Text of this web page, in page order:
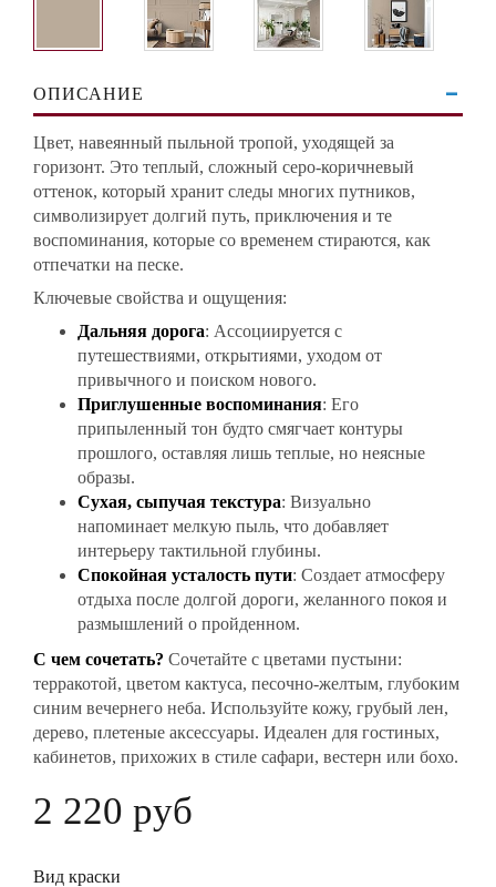
ОПИСАНИЕ
Цвет, навеянный пыльной тропой, уходящей за
горизонт. Это теплый, сложный серо-коричневый
оттенок, который хранит следы многих путников,
символизирует долгий путь, приключения и те
воспоминания, которые со временем стираются, как
отпечатки на песке.
Ключевые свойства и ощущения:
Дальняя дорога: Ассоциируется с
путешествиями, открытиями, уходом от
привычного и поиском нового.
Приглушенные воспоминания: Его
припыленный тон будто смягчает контуры
прошлого, оставляя лишь теплые, но неясные
образы.
Сухая, сыпучая текстура: Визуально
напоминает мелкую пыль, что добавляет
интерьеру тактильной глубины.
Спокойная усталость пути: Создает атмосферу
отдыха после долгой дороги, желанного покоя и
размышлений о пройденном.
С чем сочетать? Сочетайте с цветами пустыни:
терракотой, цветом кактуса, песочно-желтым, глубоким
синим вечернего неба. Используйте кожу, грубый лен,
дерево, плетеные аксессуары. Идеален для гостиных,
кабинетов, прихожих в стиле сафари, вестерн или бохо.
2 220 руб
Вид краски